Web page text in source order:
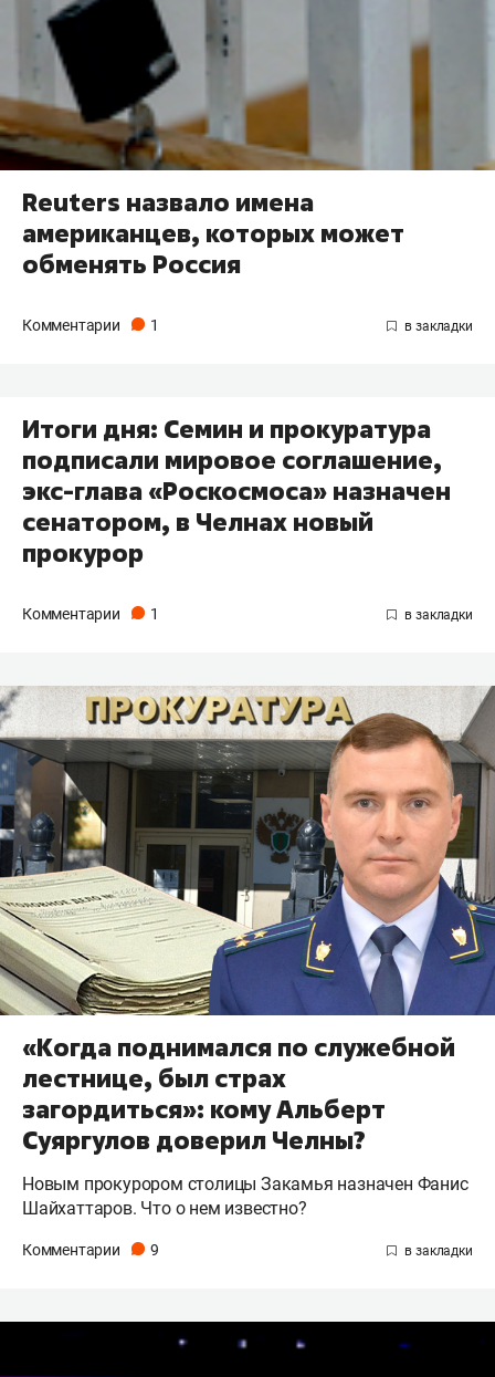
Reuters назвало имена
американцев, которых может
обменять Россия
Комментарии 1
Итоги дня: Семин и прокуратура
подписали мировое соглашение,
экс-глава «Роскосмоса» назначен
сенатором, в Челнах новый
прокурор
Комментарии 1
«Когда поднимался по служебной
лестнице, был страх
загордиться»: кому Альберт
Суяргулов доверил Челны?
Новым прокурором столицы Закамья назначен Фанис
Шайхаттаров. Что о нем известно?
Комментарии 9